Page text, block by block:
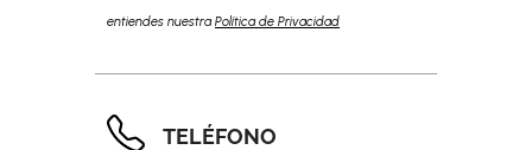
entiendes nuestraPolítica de Privacidad
TELÉFONO